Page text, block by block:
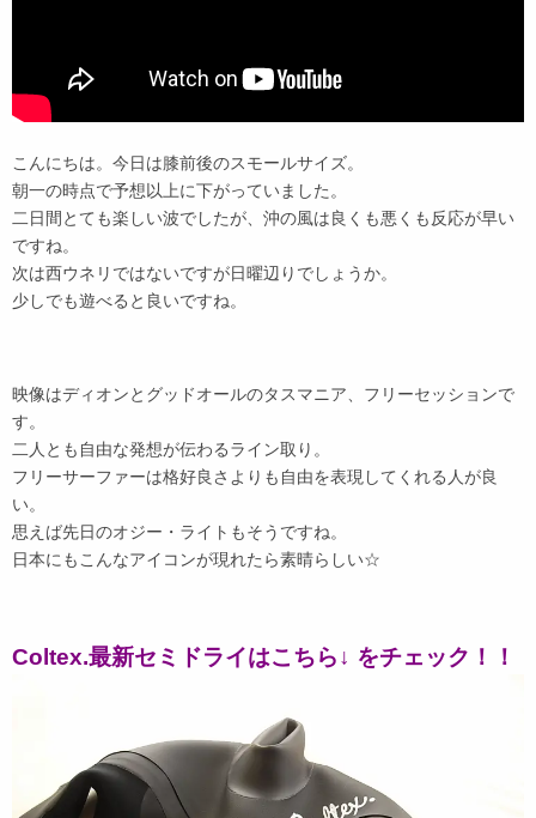
こんにちは。今日は膝前後のスモールサイズ。
朝一の時点で予想以上に下がっていました。
二日間とても楽しい波でしたが、沖の風は良くも悪くも反応が早い
ですね。
次は西ウネリではないですが日曜辺りでしょうか。
少しでも遊べると良いですね。
映像はディオンとグッドオールのタスマニア、フリーセッションで
す。
二人とも自由な発想が伝わるライン取り。
フリーサーファーは格好良さよりも自由を表現してくれる人が良
い。
思えば先日のオジー・ライトもそうですね。
日本にもこんなアイコンが現れたら素晴らしい☆
Coltex.最新セミドライはこちら↓ をチェック！！